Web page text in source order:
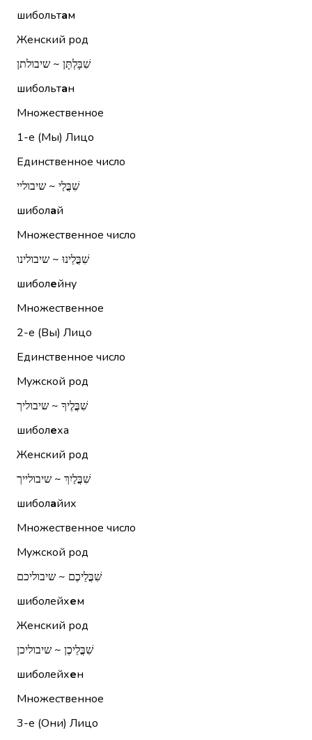
шибольтам
Женский род
שִׁבָּלְתָּן ~ שיבולתן
шибольтан
Множественное
1-е (Мы) Лицо
Единственное число
שִׁבֳּלַי ~ שיבוליי
шиболай
Множественное число
שִׁבֳּלֵינוּ ~ שיבולינו
шиболейну
Множественное
2-е (Вы) Лицо
Единственное число
Мужской род
שִׁבֳּלֶיךָ ~ שיבוליך
шиболеха
Женский род
שִׁבֳּלַיִךְ ~ שיבולייך
шиболайих
Множественное число
Мужской род
שִׁבֳּלֵיכֶם ~ שיבוליכם
шиболейхем
Женский род
שִׁבֳּלֵיכֶן ~ שיבוליכן
шиболейхен
Множественное
3-е (Они) Лицо